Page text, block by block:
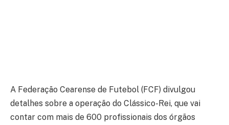
A Federação Cearense de Futebol (FCF) divulgou
detalhes sobre a operação do Clássico-Rei, que vai
contar com mais de 600 profissionais dos órgãos